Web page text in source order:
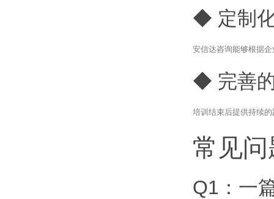
◆ 定制
安信达咨询能够根据
◆ 完善
培训结束后提供持续
常见
Q1：一